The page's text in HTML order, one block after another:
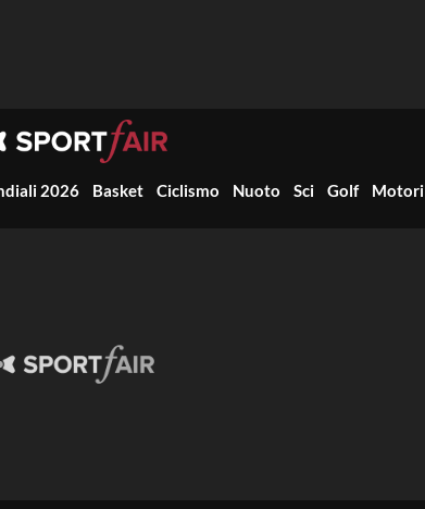
2026 Basket Ciclismo Nuoto Sci Golf Motori